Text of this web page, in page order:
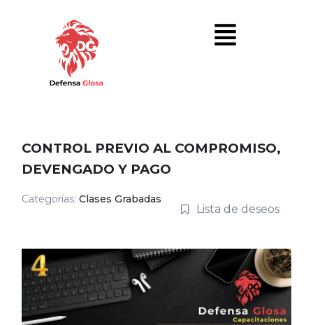
CONTROL PREVIO AL COMPROMISO,
DEVENGADO Y PAGO
Categorías:Clases Grabadas
Lista de deseos